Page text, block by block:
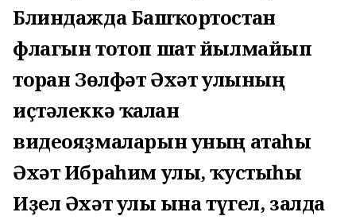
Блиндажда Башҡортостан
флагын тотоп шат йылмайып
торған Зөлфәт Әхәт улының
иҫтәлеккә ҡалған
видеояҙмаларын уның атаһы
Әхәт Ибраһим улы, ҡустыһы
Иҙел Әхәт улы ғына түгел, залда